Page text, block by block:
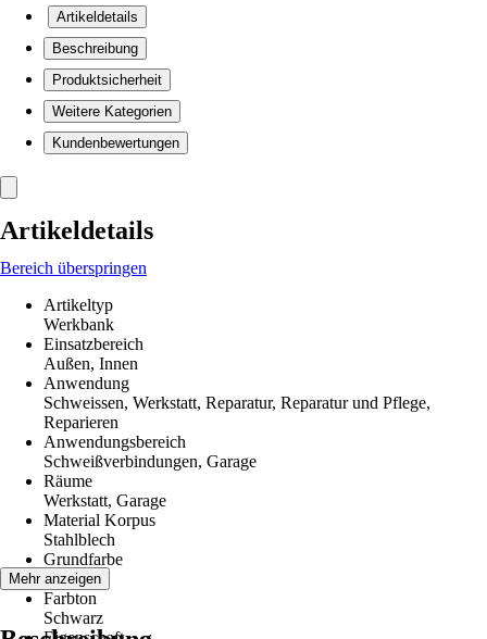
Artikeldetails
Beschreibung
Produktsicherheit
Weitere Kategorien
Kundenbewertungen
Artikeldetails
Bereich überspringen
Artikeltyp
Werkbank
Einsatzbereich
Außen, Innen
Anwendung
Schweissen, Werkstatt, Reparatur, Reparatur und Pflege,
Reparieren
Anwendungsbereich
Schweißverbindungen, Garage
Räume
Werkstatt, Garage
Material Korpus
Stahlblech
Grundfarbe
Schwarz
Farbton
Schwarz
Mehr anzeigen